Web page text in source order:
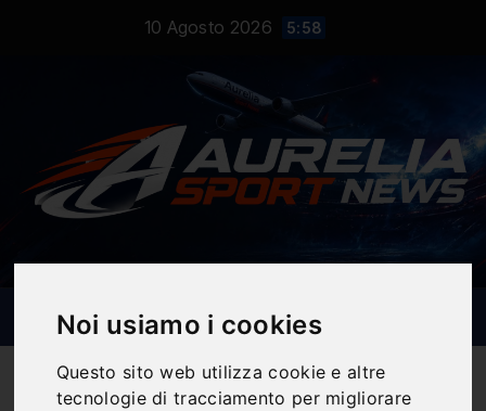
Noi usiamo i cookies
Questo sito web utilizza cookie e altre
tecnologie di tracciamento per migliorare
10 Agosto 2026 5:58